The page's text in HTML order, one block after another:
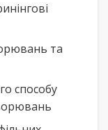
та
способу